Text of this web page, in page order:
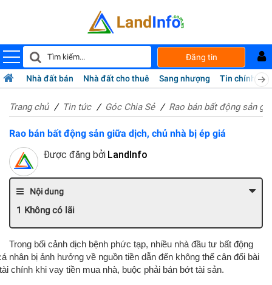
Đăng tin
Nhà đất bán Nhà đất cho thuê Sang nhượng Tin chính chủ
Trang chủ Tin tức Góc Chia Sẻ Rao bán bất động sản
Rao bán bất động sản giữa dịch, chủ nhà bị ép giá
Được đăng bởi LandInfo
Nội dung
Không có lãi
Trong bối cảnh dịch bệnh phức tạp, nhiều nhà đầu tư bất động
nhân bị ảnh hưởng về nguồn tiền dẫn đến không thể cân đối bài
chính khi vay tiền mua nhà, buộc phải bán bớt tài sản.